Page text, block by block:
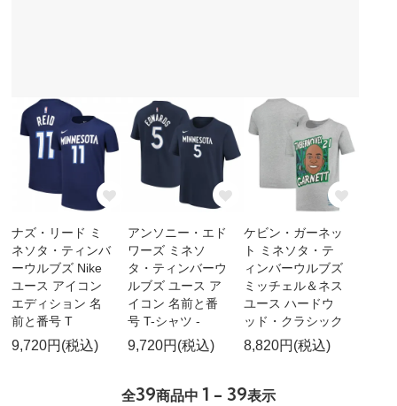
ナズ・リード ミ
ネソタ・ティンバ
ーウルブズ Nike
ユース アイコン
エディション 名
前と番号 T
9,720円(税込)
アンソニー・エド
ワーズ ミネソ
タ・ティンバーウ
ルブズ ユース ア
イコン 名前と番
号 T-シャツ -
9,720円(税込)
ケビン・ガーネッ
ト ミネソタ・テ
ィンバーウルブズ
ミッチェル＆ネス
ユース ハードウ
ッド・クラシック
8,820円(税込)
全39商品中 1 - 39表示